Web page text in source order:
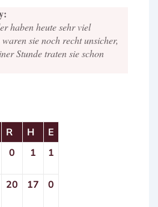
haben heute sehr viel
sie noch recht unsicher,
Stunde traten sie schon
R H
E
0 1 1
20 17 0